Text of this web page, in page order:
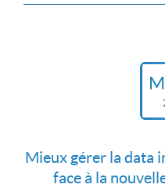
Mieux gérer la data
face à la